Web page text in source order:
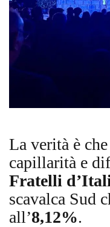
La verità è
capillarità e
Fratelli
scavalca Sud
all’8,12%.